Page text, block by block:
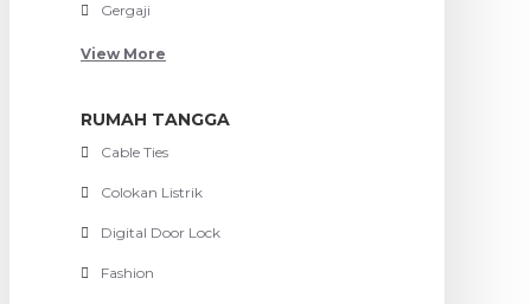
Gergaji
View More
RUMAH TANGGA
Cable Ties
Colokan Listrik
Digital Door Lock
Fashion